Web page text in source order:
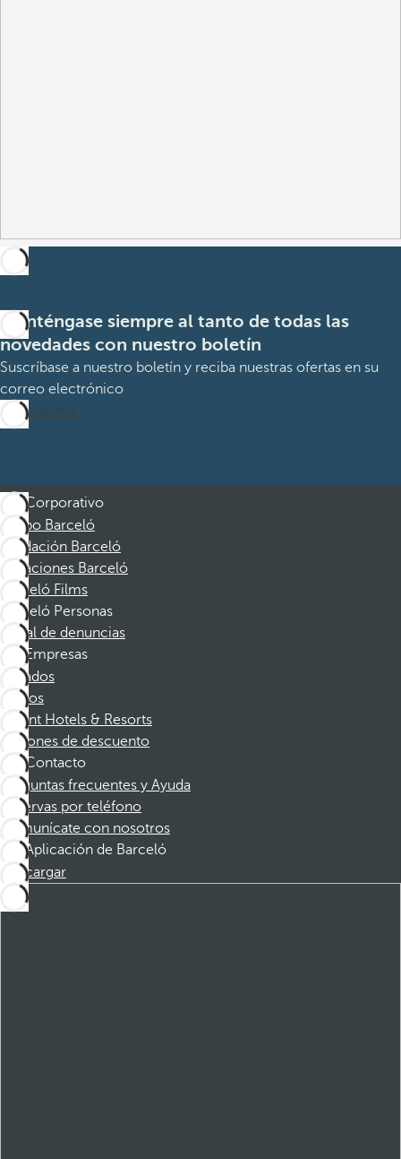
Manténgase siempre al tanto de todas las
novedades con nuestro boletín
Suscríbase a nuestro boletín y reciba nuestras ofertas en su
correo electrónico
Suscribirme
Corporativo
Grupo Barceló
Fundación Barceló
Vacaciones Barceló
Barceló Films
Barceló Personas
Canal de denuncias
Empresas
Afiliados
Socios
Dorint Hotels & Resorts
Cupones de descuento
Contacto
Preguntas frecuentes y Ayuda
Reservas por teléfono
Comunícate con nosotros
Aplicación de Barceló
Descargar